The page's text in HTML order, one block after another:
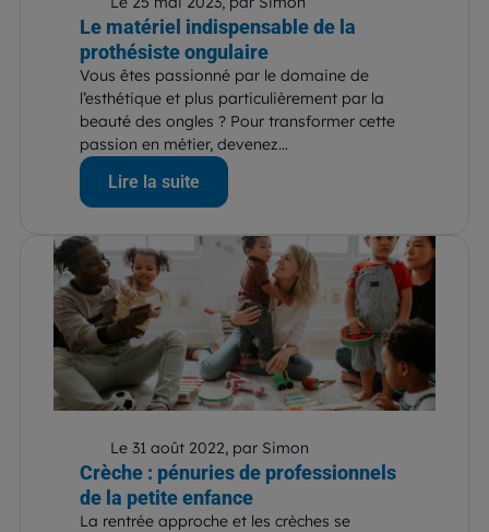
Le matériel indispensable de la
prothésiste ongulaire
Vous êtes passionné par le domaine de
l’esthétique et plus particulièrement par la
beauté des ongles ? Pour transformer cette
passion en métier, devenez...
Lire la suite
Le 31 août 2022, par Simon
Crèche : pénuries de professionnels
de la petite enfance
La rentrée approche et les crèches se